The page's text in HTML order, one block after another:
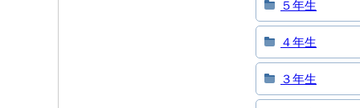
５年生
４年生
３年生